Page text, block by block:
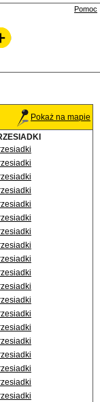
Pomoc
Pokaż na mapie